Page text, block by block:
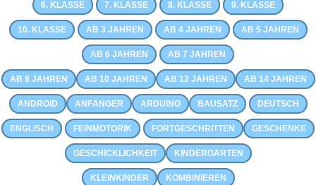
6. KLASSE 7. KLASSE 8. KLASSE 9. KLASSE
10. KLASSE AB 3 JAHREN AB 4 JAHREN AB 5 JAHREN
AB 6 JAHREN AB 7 JAHREN
AB 8 JAHREN AB 10 JAHREN AB 12 JAHREN AB 14 JAHREN
ANDROID ANFÄNGER ARDUINO BAUSATZ DEUTSCH
ENGLISCH FEINMOTORIK FORTGESCHRITTEN GESCHENKE
GESCHICKLICHKEIT KINDERGARTEN
KLEINKINDER KOMBINIEREN